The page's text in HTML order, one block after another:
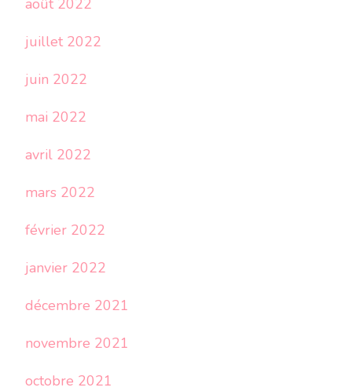
août 2022
juillet 2022
juin 2022
mai 2022
avril 2022
mars 2022
février 2022
janvier 2022
décembre 2021
novembre 2021
octobre 2021